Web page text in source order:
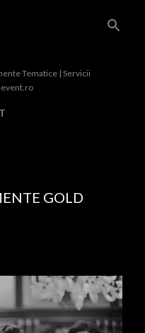
Tematice | Servicii
event.ro
GOLD